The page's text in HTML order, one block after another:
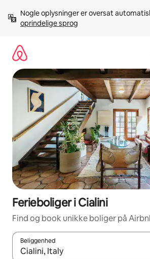
videre
Nogle oplysninger er oversat
oprindelige sprog
Ferieboliger i Cialini
Find og book unikke boliger på
Beliggenhed
Når resultaterne er tilgængelige, skal